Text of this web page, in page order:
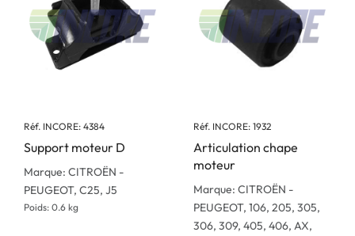
Réf. INCORE: 4384
Support moteur D
Marque: CITROËN -
PEUGEOT, C25, J5
Poids: 0.6 kg
Réf. INCORE: 1932
Articulation chape
moteur
Marque: CITROËN -
PEUGEOT, 106, 205, 305,
306, 309, 405, 406, AX,